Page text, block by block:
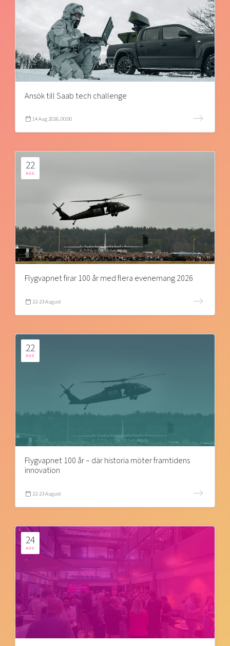
Ansök till Saab tech challenge
14 Aug 2026, 00:00
22
AUG
Flygvapnet firar 100 år med flera evenemang 2026
22-23 August
22
AUG
Flygvapnet 100 år – där historia möter framtidens
innovation
22-23 August
24
AUG